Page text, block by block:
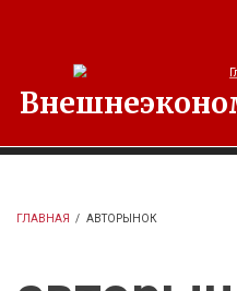
ГЛАВНАЯ / АВТОРЫНОК